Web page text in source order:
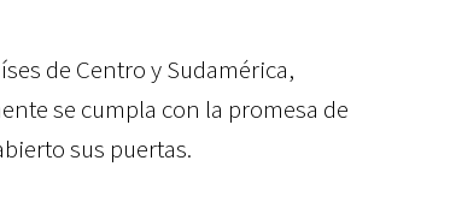
de Centro y Sudamérica,
se cumpla con la promesa de
sus puertas.